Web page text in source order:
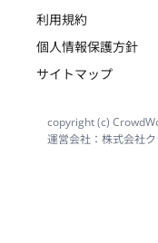
利用規約
個人情報保護方針
サイトマップ
copyright (c)
運営会社：株式会社